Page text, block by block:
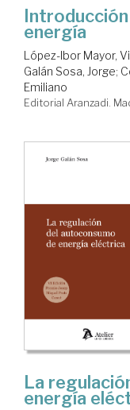
energía
López-Ibor Mayor,
Galán Sosa, Jorge;
Emiliano
Editorial Aranzadi.
La
energía